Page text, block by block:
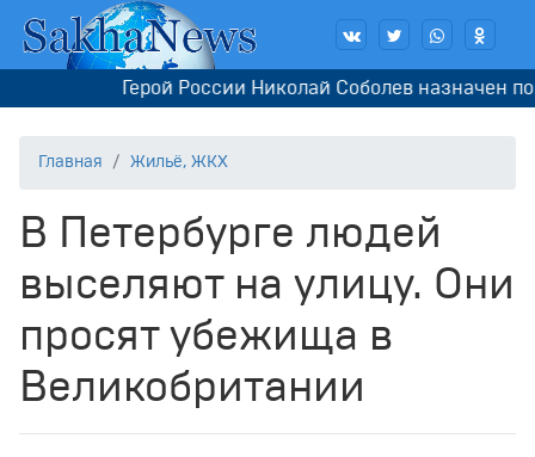
Герой России Николай Соболев назначен
Главная Жильё, ЖКХ
В Петербурге людей
выселяют на улицу. Они
просят убежища в
Великобритании